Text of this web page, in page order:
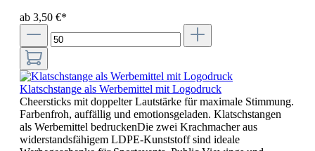
ab 3,50 €*
Klatschstange als Werbemittel mit Logodruck
Cheersticks mit doppelter Lautstärke für maximale Stimmung.
Farbenfroh, auffällig und emotionsgeladen. Klatschstangen
als Werbemittel bedruckenDie zwei Krachmacher aus
widerstandsfähigem LDPE-Kunststoff sind ideale